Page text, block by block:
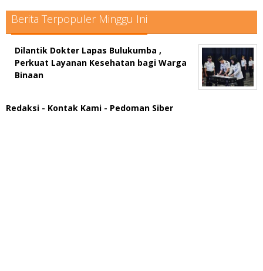
Berita Terpopuler Minggu Ini
Dilantik Dokter Lapas Bulukumba ,
Perkuat Layanan Kesehatan bagi Warga
Binaan
Redaksi - Kontak Kami - Pedoman Siber